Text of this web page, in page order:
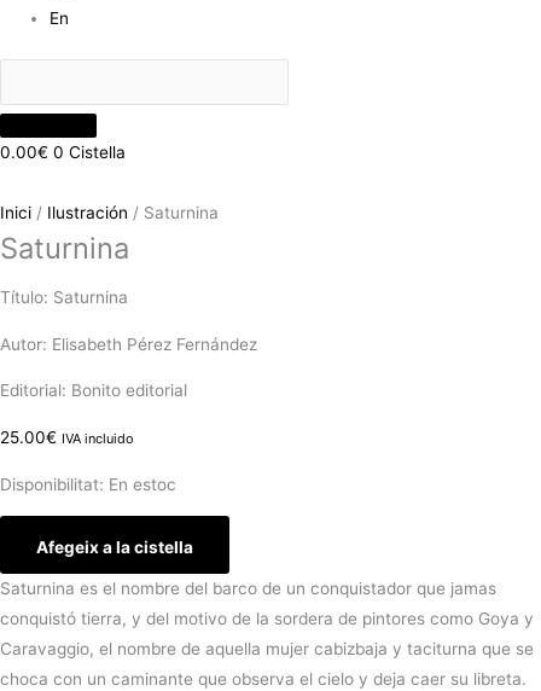
En
0.00€ 0 Cistella
Inici / Ilustración / Saturnina
Saturnina
Título: Saturnina
Autor: ​Elisabeth Pérez Fernández
Editorial: Bonito editorial
25.00€ IVA incluido
Disponibilitat: En estoc
Afegeix a la cistella
Saturnina es el nombre del barco de un conquistador que jamas
conquistó tierra, y del motivo de la sordera de pintores como Goya y
Caravaggio, el nombre de aquella mujer cabizbaja y taciturna que se
choca con un caminante que observa el cielo y deja caer su libreta.